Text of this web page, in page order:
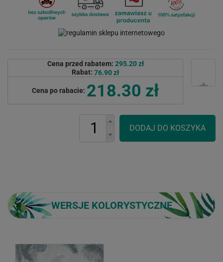
Cena przed rabatem: 295.20 zł
Rabat: 76.90 zł
Cena po rabacie: 218.30 zł
WERSJE KOLORYSTYCZNE